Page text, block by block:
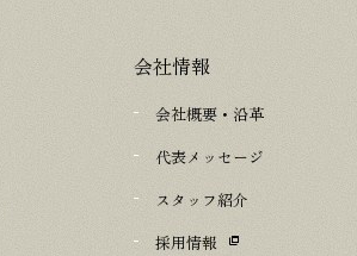
会社情報
会社概要・沿革
代表メッセージ
スタッフ紹介
採用情報